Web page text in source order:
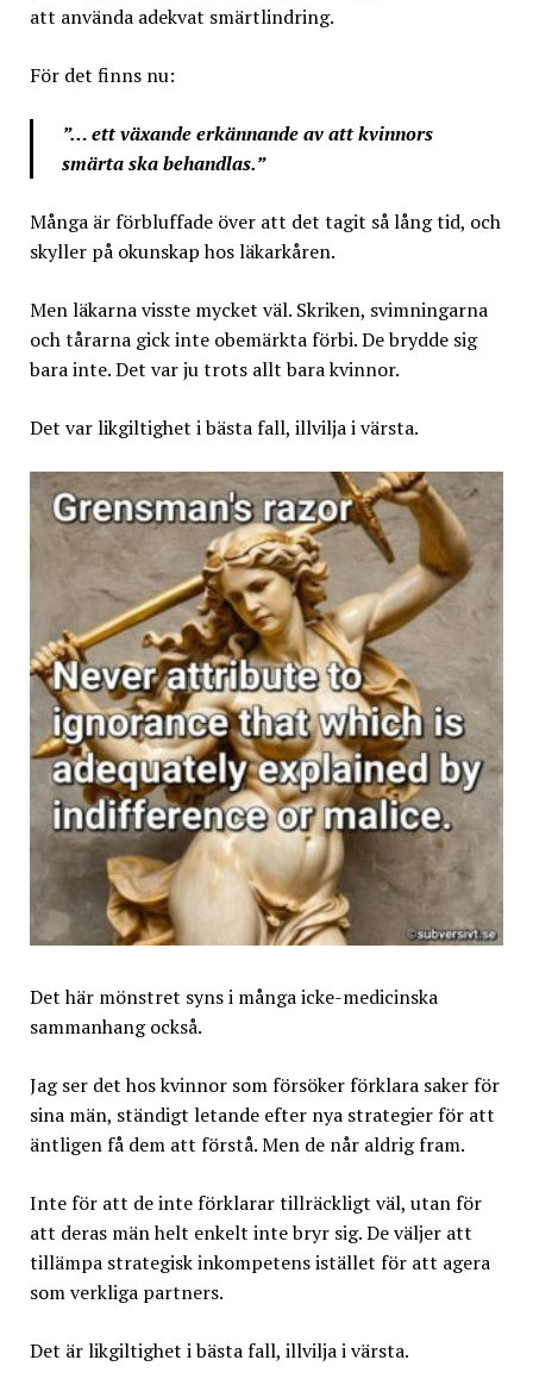
att använda adekvat smärtlindring.
För det finns nu:
”… ett växande erkännande av att kvinnors
smärta ska behandlas.”
Många är förbluffade över att det tagit så lång tid, och
skyller på okunskap hos läkarkåren.
Men läkarna visste mycket väl. Skriken, svimningarna
och tårarna gick inte obemärkta förbi. De brydde sig
bara inte. Det var ju trots allt bara kvinnor.
Det var likgiltighet i bästa fall, illvilja i värsta.
Det här mönstret syns i många icke-medicinska
sammanhang också.
Jag ser det hos kvinnor som försöker förklara saker för
sina män, ständigt letande efter nya strategier för att
äntligen få dem att förstå. Men de når aldrig fram.
Inte för att de inte förklarar tillräckligt väl, utan för
att deras män helt enkelt inte bryr sig. De väljer att
tillämpa strategisk inkompetens istället för att agera
som verkliga partners.
Det är likgiltighet i bästa fall, illvilja i värsta.